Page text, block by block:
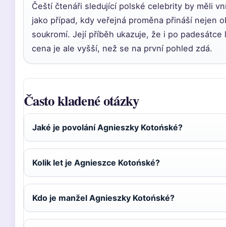
Čeští čtenáři sledující polské celebrity by měli
jako případ, kdy veřejná proměna přináší nejen
soukromí. Její příběh ukazuje, že i po padesátce
cena je ale vyšší, než se na první pohled zdá.
Často kladené otázky
Jaké je povolání Agnieszky Kotońské?
Kolik let je Agnieszce Kotońské?
Kdo je manžel Agnieszky Kotońské?